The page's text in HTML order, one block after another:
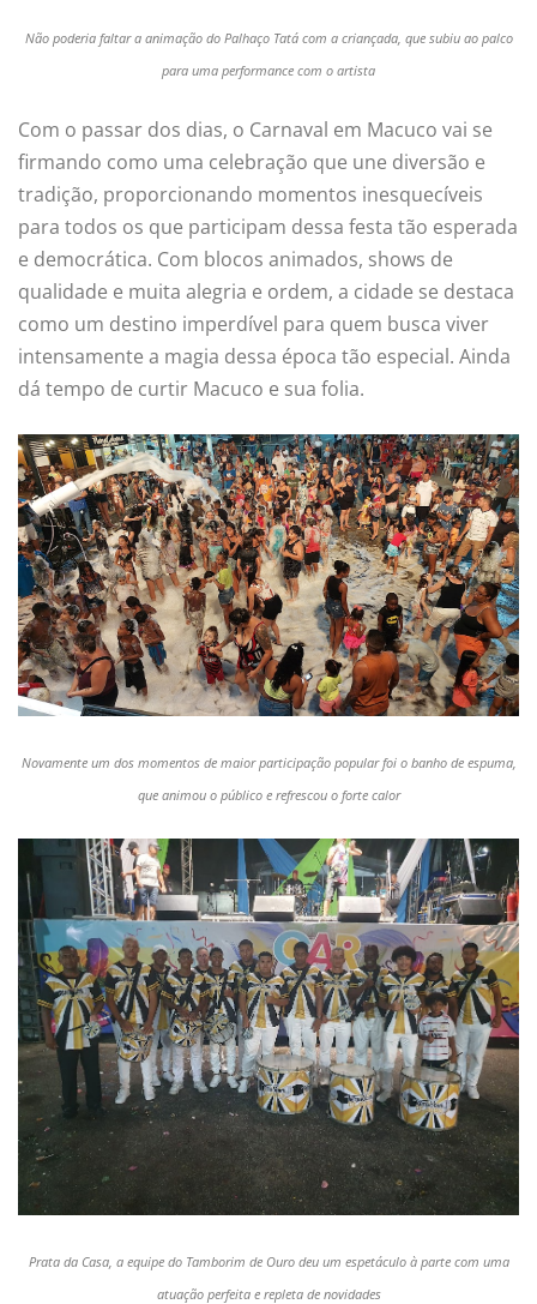
Não poderia faltar a animação do Palhaço Tatá com a criançada, que subiu ao palco
para uma performance com o artista
Com o passar dos dias, o Carnaval em Macuco vai se
firmando como uma celebração que une diversão e
tradição, proporcionando momentos inesquecíveis
para todos os que participam dessa festa tão esperada
e democrática. Com blocos animados, shows de
qualidade e muita alegria e ordem, a cidade se destaca
como um destino imperdível para quem busca viver
intensamente a magia dessa época tão especial. Ainda
dá tempo de curtir Macuco e sua folia.
Novamente um dos momentos de maior participação popular foi o banho de espuma,
que animou o público e refrescou o forte calor
Prata da Casa, a equipe do Tamborim de Ouro deu um espetáculo à parte com uma
atuação perfeita e repleta de novidades